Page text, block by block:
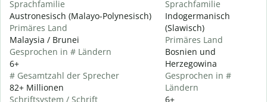
Sprachfamilie
Austronesisch (Malayo-Polynesisch)
Primäres Land
Malaysia / Brunei
Gesprochen in # Ländern
6+
# Gesamtzahl der Sprecher
82+ Millionen
Schriftsystem / Schrift
Sprachfamilie
Indogermanisch
(Slawisch)
Primäres Land
Bosnien und
Herzegowina
Gesprochen in #
Ländern
6+